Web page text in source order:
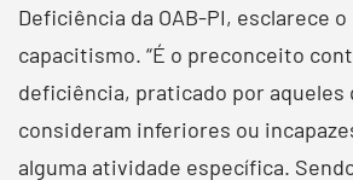
Deficiência da OAB-PI, esclarece o
capacitismo. “É o preconceito
deficiência, praticado por aqueles
consideram inferiores ou
alguma atividade específica.